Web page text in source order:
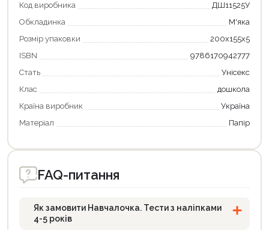
Код виробника
ДШ11525У
Обкладинка
М'яка
Розмір упаковки
200х155х5
ISBN
9786170942777
Стать
Унісекс
Клас
дошкола
Країна виробник
Україна
Матеріал
Папір
FAQ-питання
Як замовити Навчалочка. Тести з наліпками
4-5 років
Оформити замовлення